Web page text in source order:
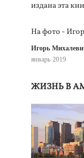
издана эта
На фото -
Игорь
январь 2019
ЖИЗНЬ В